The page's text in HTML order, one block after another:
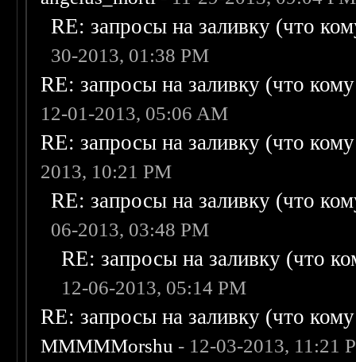
RE: запросы на заливку (что
30-2013, 01:38 PM
RE: запросы на заливку (что
12-01-2013, 05:06 AM
RE: запросы на заливку (что
2013, 10:21 PM
RE: запросы на заливку (что
06-2013, 03:48 PM
RE: запросы на заливку (что
12-06-2013, 05:14 PM
RE: запросы на заливку (что
MMMMMorshu - 12-03-2013, 11:21